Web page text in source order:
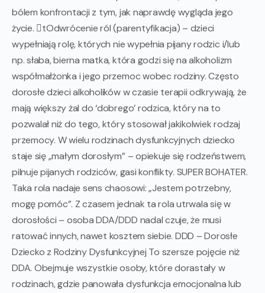
bólem konfrontacji z tym, jak naprawdę wygląda jego
życie. tOdwrócenie ról (parentyfikacja) – dzieci
wypełniają rolę, których nie wypełnia pijany rodzic i/lub
np. słaba, bierna matka, która godzi się na alkoholizm
współmałżonka i jego przemoc wobec rodziny. Często
dorosłe dzieci alkoholików w czasie terapii odkrywają, że
mają większy żal do ‘dobrego’ rodzica, który na to
pozwalał niż do tego, który stosował jakikolwiek rodzaj
przemocy. W wielu rodzinach dysfunkcyjnych dziecko
staje się „małym dorosłym” – opiekuje się rodzeństwem,
pilnuje pijanych rodziców, gasi konflikty. SUPER BOHATER.
Taka rola nadaje sens chaosowi: „Jestem potrzebny,
mogę pomóc”. Z czasem jednak ta rola utrwala się w
dorosłości – osoba DDA/DDD nadal czuje, że musi
ratować innych, nawet kosztem siebie. DDD – Dorosłe
Dziecko z Rodziny Dysfunkcyjnej To szersze pojęcie niż
DDA. Obejmuje wszystkie osoby, które dorastały w
rodzinach, gdzie panowała dysfunkcja emocjonalna lub